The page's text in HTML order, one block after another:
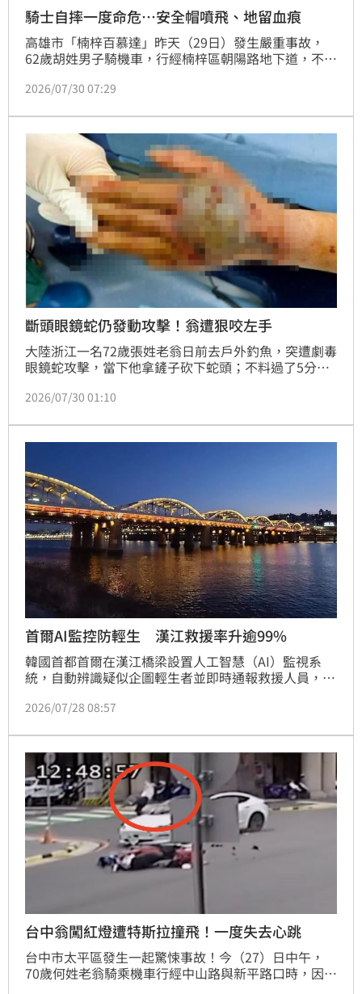
騎士自摔一度命危…安全帽噴飛、地留血痕
高雄市「楠梓百慕達」昨天（29日）發生嚴重事故，
62歲胡姓男子騎機車，行經楠梓區朝陽路地下道，不明
面相當駭人。所幸，胡男送醫，搶救恢復生命跡象，目
2026/07/30 07:29
斷頭眼鏡蛇仍發動攻擊！翁遭狠咬左手
大陸浙江一名72歲張姓老翁日前去戶外釣魚，突遭劇毒
眼鏡蛇攻擊，當下他拿鏟子砍下蛇頭；不料過了5分
後出現中毒反應且生命垂危。所幸被送醫搶救，歷經2
2026/07/30 01:10
首爾AI監控防輕生 漢江救援率升逾99%
韓國首都首爾在漢江橋梁設置人工智慧（AI）監視系
統，自動辨識疑似企圖輕生者並即時通報救援人員，使
2026/07/28 08:57
台中翁闖紅燈遭特斯拉撞飛！一度失去心跳
台中市太平區發生一起驚悚事故！今（27）日中午，
70歲何姓老翁騎乘機車行經中山路與新平路口時，因違